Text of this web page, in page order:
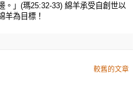
。」(瑪25:32-33) 綿羊承受自創世以
羊為目標！
較舊的文章